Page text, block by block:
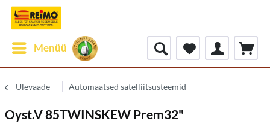
Menüü
Ülevaade Automaatsed satelliitsüsteemid
Oyst.V 85TWINSKEW Prem32"